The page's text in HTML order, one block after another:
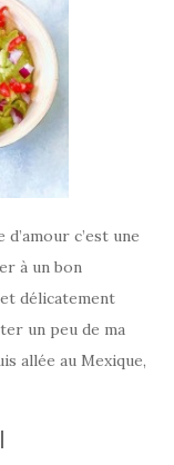
c’est une
à un bon
délicatement
un peu de ma
allée au Mexique,